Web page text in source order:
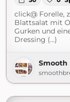
click@ Forelle,
Blattsalat mit
Gurken und
Dressing (...)
Smooth